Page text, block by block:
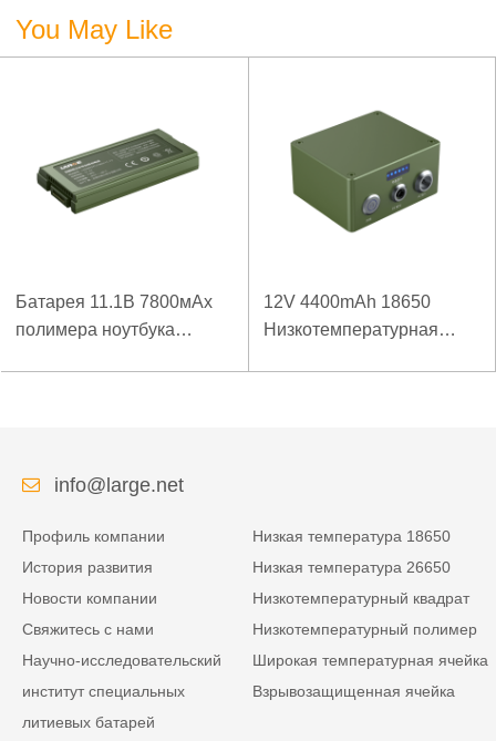
You May Like
Батарея 11.1В 7800мАх
полимера ноутбука
12V 4400mAh 18650
Низкотемпературная
info@large.net
Профиль компании
История развития
Новости компании
Свяжитесь с нами
Научно-исследовательский
институт специальных
литиевых батарей
Низкая температура 18650
Низкая температура 26650
Низкотемпературный квадрат
Низкотемпературный полимер
Широкая температурная ячейка
Взрывозащищенная ячейка